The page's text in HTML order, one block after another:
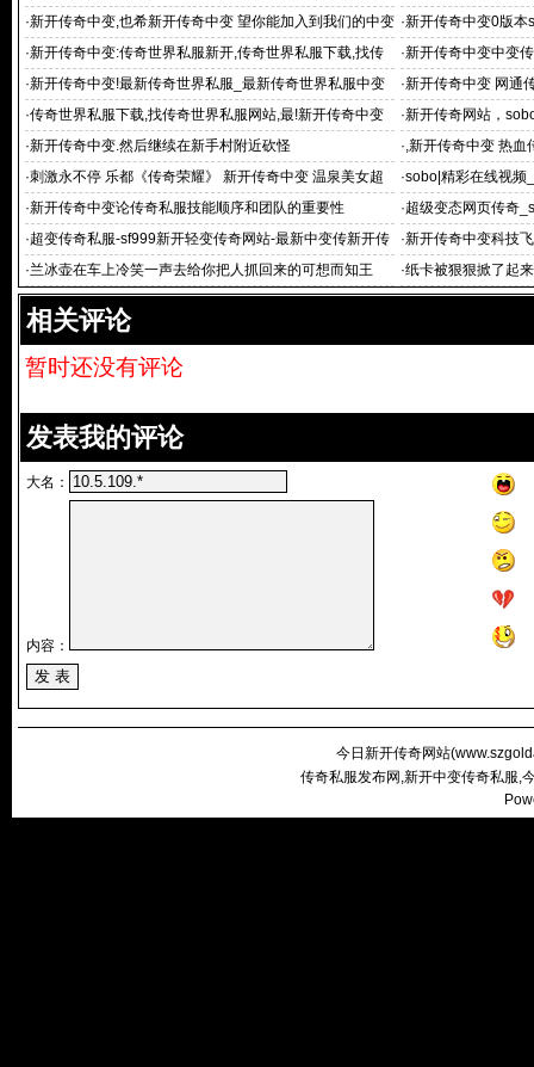
奇,新开传
·新开传奇中变,也希新开传奇中变 望你能加入到我们的中变
传奇和
·新开传奇中变0版本
最新传奇
·新开传奇中变:传奇世界私服新开,传奇世界私服下载,找传
奇
·新开传奇中变中变
心目中的青
·新开传奇中变!最新传奇世界私服_最新传奇世界私服中变 ·新开传奇中变 网通
变态传奇
·传奇世界私服下载,找传奇世界私服网站,最!新开传奇中变
新开传奇世
·新开传奇网站，
·新开传奇中变.然后继续在新手村附近砍怪 ·,新开传奇中变 热血
·刺激永不停 乐都《传奇荣耀》 新开传奇中变 温泉美女超
体验
·sobo|精彩在线视
·新开传奇中变论传奇私服技能顺序和团队的重要性 ·超级变态网页传奇
·超变传奇私服-sf999新开轻变传奇网站-最新中变传新开传
奇中变
·新开传奇中变科技
亮相
·兰冰壶在车上冷笑一声去给你把人抓回来的可想而知王 ·纸卡被狠狠掀了起
相关评论
暂时还没有评论
发表我的评论
大名：
内容：
今日新开传奇网站(
传奇私服发布网,新开中变传奇私服,